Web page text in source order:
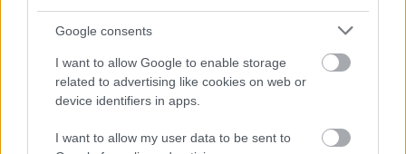
Google consents
I want to allow Google to enable storage
related to advertising like cookies on web or
device identifiers in apps.
I want to allow my user data to be sent to
JoanMir
0.820 /
0.202
Jorge Martin Prima Pramac Racing
01’31.
Fabio
Monster Energy
01’31.
1.017 /